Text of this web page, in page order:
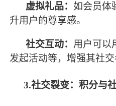
虚拟礼品： 如会员体
升用户的尊享感。
社交互动： 用户可以
发起活动等，增强其社交
3.社交裂变：积分与